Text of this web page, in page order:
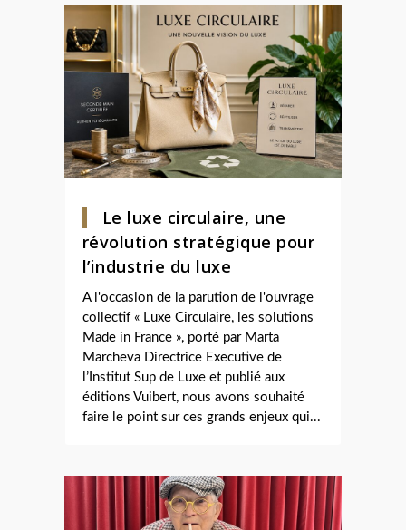
Le luxe circulaire, une
révolution stratégique pour
l’industrie du luxe
A l'occasion de la parution de l'ouvrage
collectif « Luxe Circulaire, les solutions
Made in France », porté par Marta
Marcheva Directrice Executive de
l’Institut Sup de Luxe et publié aux
éditions Vuibert, nous avons souhaité
faire le point sur ces grands enjeux qui...